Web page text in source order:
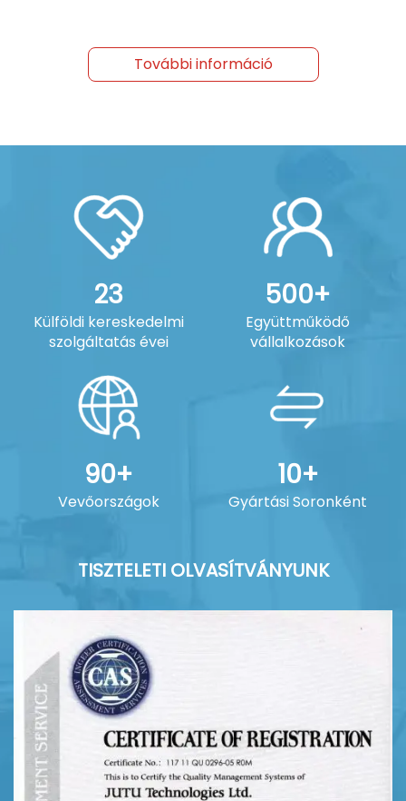
További információ
23
Külföldi kereskedelmi
szolgáltatás évei
500+
Együttműködő
vállalkozások
90+
Vevőországok
10+
Gyártási Soronként
TISZTELETI OLVASÍTVÁNYUNK